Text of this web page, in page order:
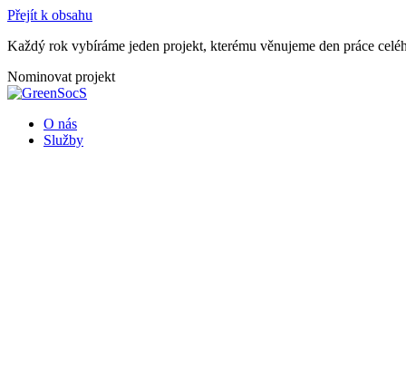
Přejít k obsahu
Každý rok vybíráme jeden projekt, kterému věnujeme den práce
Nominovat projekt
O nás
Služby